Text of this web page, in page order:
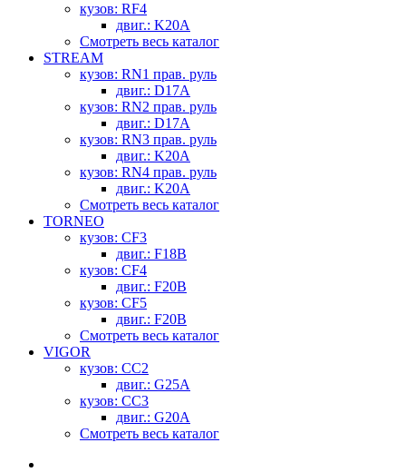
кузов: RF4
двиг.: K20A
Смотреть весь каталог
STREAM
кузов: RN1 прав. руль
двиг.: D17A
кузов: RN2 прав. руль
двиг.: D17A
кузов: RN3 прав. руль
двиг.: K20A
кузов: RN4 прав. руль
двиг.: K20A
Смотреть весь каталог
TORNEO
кузов: CF3
двиг.: F18B
кузов: CF4
двиг.: F20B
кузов: CF5
двиг.: F20B
Смотреть весь каталог
VIGOR
кузов: CC2
двиг.: G25A
кузов: CC3
двиг.: G20A
Смотреть весь каталог